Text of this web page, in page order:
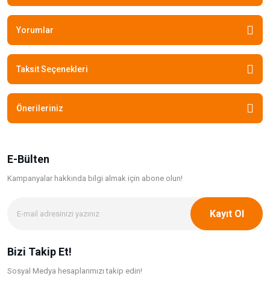
Yorumlar
Taksit Seçenekleri
Önerileriniz
E-Bülten
Kampanyalar hakkında bilgi almak için abone olun!
Kayıt Ol
Bizi Takip Et!
Sosyal Medya hesaplarımızı takip edin!